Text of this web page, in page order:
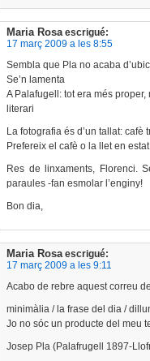
Maria Rosa escrigué:
17 març 2009 a les 8:55
Sembla que Pla no acaba
Se’n lamenta
A Palafugell: tot era més
literari
La fotografia és d’un tallat:
Prefereix el cafè o la llet en
Res de linxaments, Florenci.
paraules -fan esmolar l’enginy!
Bon dia,
Maria Rosa escrigué:
17 març 2009 a les 9:11
Acabo de rebre aquest correu
minimàlia / la frase del dia /
Jo no sóc un producte del meu
Josep Pla (Palafrugell 1897-